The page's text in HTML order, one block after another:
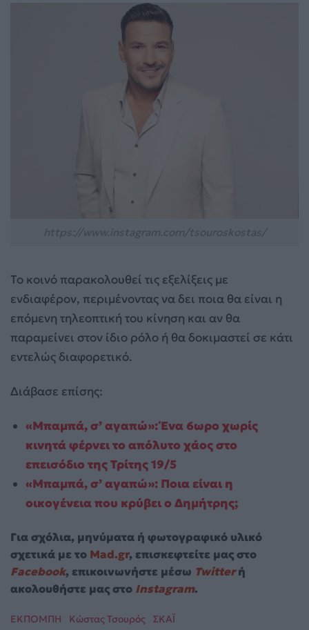
Το κοινό παρακολουθεί τις εξελίξεις με
ενδιαφέρον, περιμένοντας να δει ποια θα είναι η
επόμενη τηλεοπτική του κίνηση και αν θα
παραμείνει στον ίδιο ρόλο ή θα δοκιμαστεί σε κάτι
εντελώς διαφορετικό.
Διάβασε επίσης:
«Μπαμπά, σ’ αγαπώ»: Ένα 6ωρο χωρίς
κινητά φέρνει το απόλυτο χάος στο
επεισόδιο της Τρίτης 19/5
«Μπαμπά, σ’ αγαπώ»: Ποια είναι η
οικογένεια που κρύβει ο Δημήτρης;
Για σχόλια, μηνύματα ή φωτογραφικό υλικό
σχετικά με το Mad.gr, επισκεφτείτε μας στο
Facebook, επικοινωνήστε μέσω Twitterή
ακολουθήστε μας στο Instagram.
ΕΚΠΟΜΠΗ Κώστας Τσουρός ΣΚΑΪ